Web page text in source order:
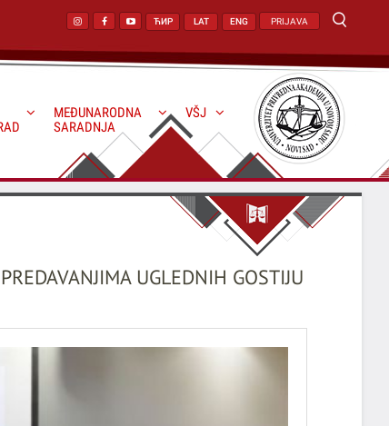
PRIJAVA
ЋИР LAT ENG
MEĐUNARODNA
SARADNJA
VŠJ
UGLEDNIH GOSTIJU